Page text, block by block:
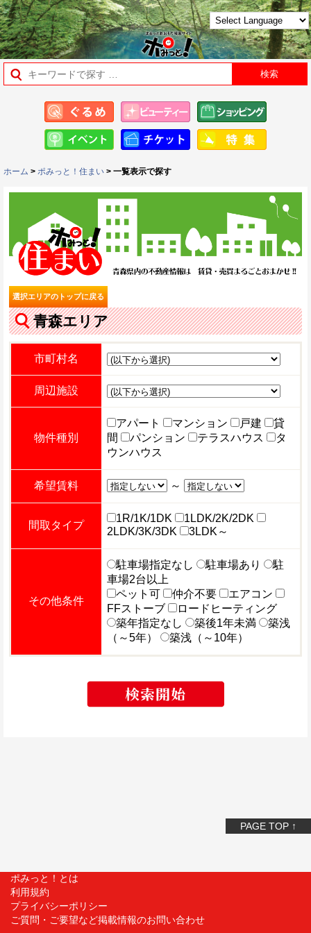
ホーム > ポみっと！住まい > 一覧表示で探す
選択エリアのトップに戻る
青森エリア
市町村名
周辺施設
物件種別
アパート マンション 戸建
貸
間
パンション テラスハウス
タ
ウンハウス
希望賃料 ～
間取タイプ
1R/1K/1DK
1LDK/2K/2DK
2LDK/3K/3DK
3LDK～
その他条件
駐車場指定なし 駐車場あり
駐
車場2台以上
ペット可
仲介不要
エアコン
FFストーブ
ロードヒーティング
築年指定なし
築後1年未満
築浅
（～5年）
築浅（～10年）
PAGE TOP ↑
ポみっと！とは
利用規約
プライバシーポリシー
ご質問・ご要望など掲載情報のお問い合わせ